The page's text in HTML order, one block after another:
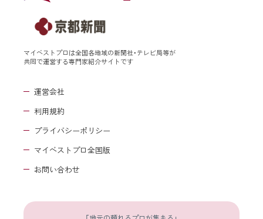
マイベストプロは全国各地域の新聞社・テレビ局等が
共同で運営する専門家紹介サイトです
運営会社
利用規約
プライバシーポリシー
マイベストプロ全国版
お問い合わせ